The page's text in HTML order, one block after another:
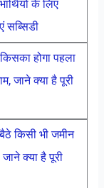
के लिए
होगा पहला
जाने क्या है पूरी
किसी भी जमीन
क्या है पूरी